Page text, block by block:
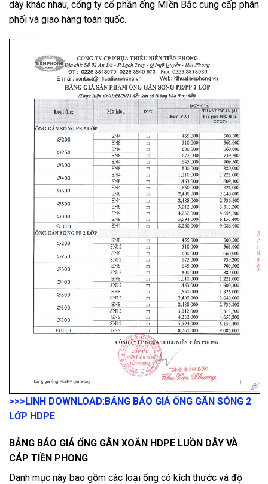
dày khác nhau, cống ty cổ phần ống MIền Bắc cung cấp phân
phối và giao hàng toàn quốc.
>>>LINH DOWNLOAD:BẢNG BÁO GIÁ ỐNG GÂN SÓNG 2
LỚP HDPE
BẢNG BÁO GIÁ ỐNG GÂN XOẮN HDPE LUỒN DÂY VÀ
CÁP TIỀN PHONG
Danh mục này bao gồm các loại ống có kích thước và độ